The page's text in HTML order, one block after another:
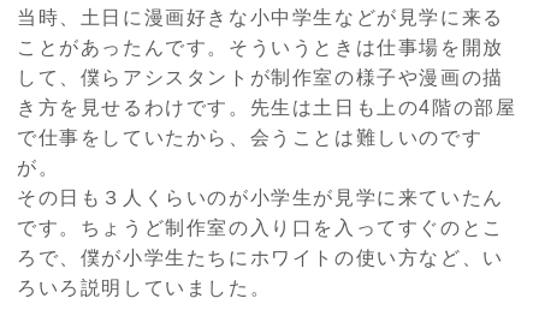
当時、土日に漫画好きな小中学生などが見学に来る
ことがあったんです。そういうときは仕事場を開放
して、僕らアシスタントが制作室の様子や漫画の描
き方を見せるわけです。先生は土日も上の4 階の部屋
で仕事をしていたから、会うことは難しいのです
が。
その日も３人くらいのが小学生が見学に来ていたん
です。ちょうど制作室の入り口を入ってすぐのとこ
ろで、僕が小学生たちにホワイトの使い方など、い
ろいろ説明していました。